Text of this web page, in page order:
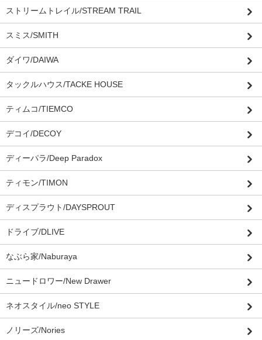
ストリームトレイル/STREAM TRAIL
スミス/SMITH
ダイワ/DAIWA
タックルハウス/TACKE HOUSE
ティムコ/TIEMCO
デコイ/DECOY
ディーパラ/Deep Paradox
ティモン/TIMON
ディスプラウト/DAYSPROUT
ドライブ/DLIVE
なぶら家/Naburaya
ニュードロワー/New Drawer
ネオスタイル/neo STYLE
ノリーズ/Nories